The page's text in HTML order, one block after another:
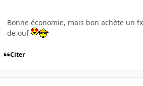
Bonne économie, mais bon achète un
de ouf
Citer